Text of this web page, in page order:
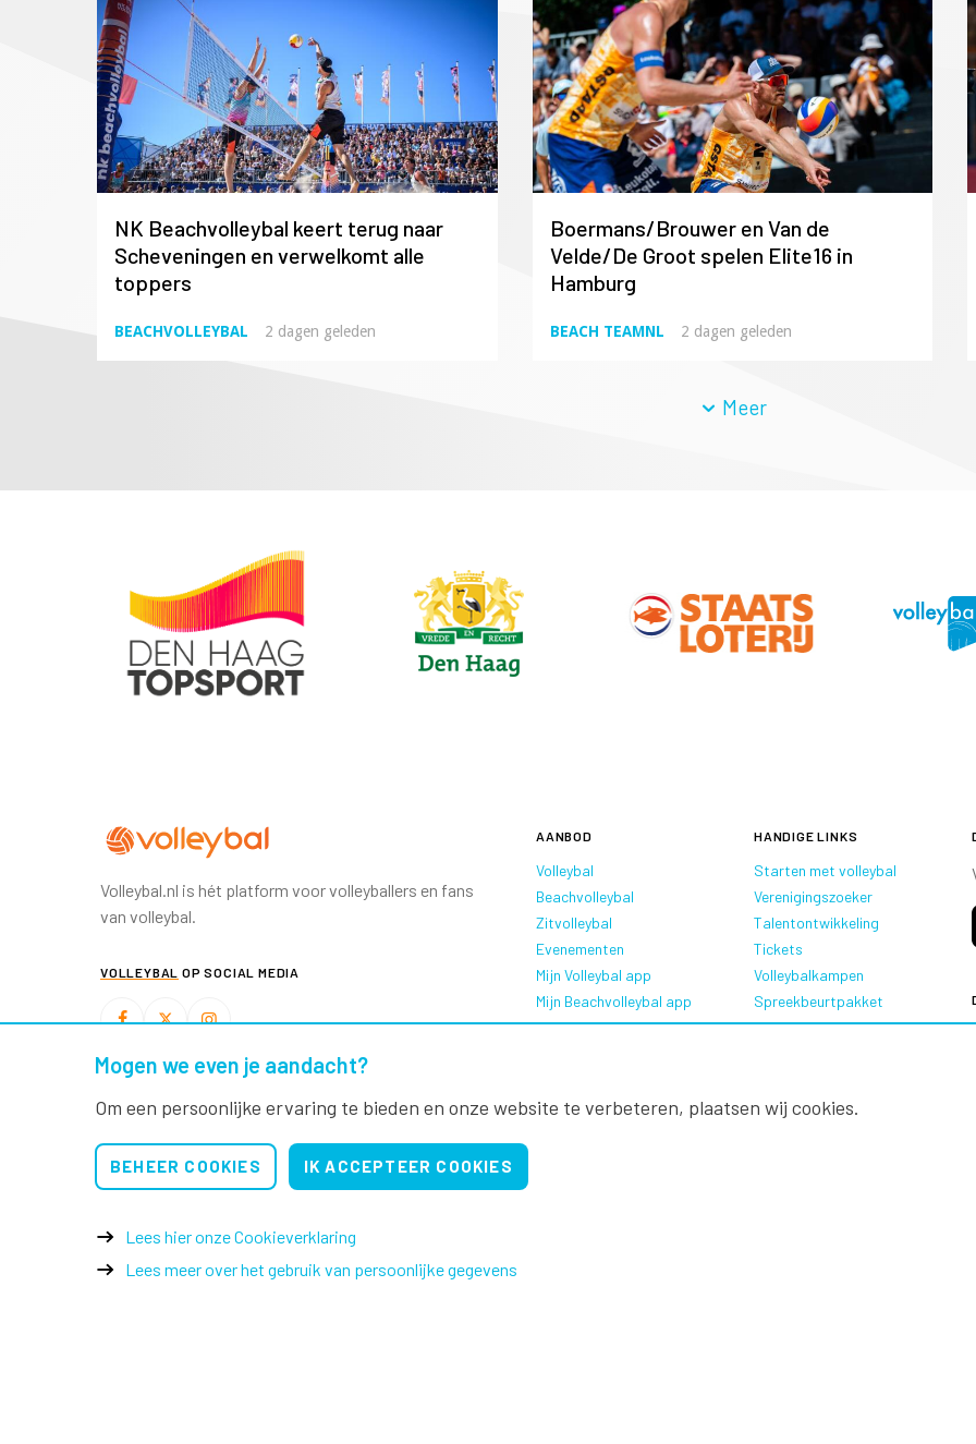
NK Beachvolleybal keert terug naar
Scheveningen en verwelkomt alle
toppers
BEACHVOLLEYBAL 2 dagen geleden
Boermans/Brouwer en Van de
Velde/De Groot spelen Elite16 in
Hamburg
BEACH TEAMNL 2 dagen geleden
Meer
Volleybal.nl is hét platform voor volleyballers en fans
van volleybal.
VOLLEYBAL OP SOCIAL MEDIA
AANBOD
Volleybal
Beachvolleybal
Zitvolleybal
Evenementen
Mijn Volleybal app
Mijn Beachvolleybal app
HANDIGE LINKS
Starten met volleybal
Verenigingszoeker
Talentontwikkeling
Tickets
Volleybalkampen
Spreekbeurtpakket
Oranje Ambassadeurs
© 2026 Nevobo
Mogen we even je aandacht?
Om een persoonlijke ervaring te bieden en onze website te verbeteren, plaatsen wij cookies.
BEHEER COOKIES IK ACCEPTEER COOKIES
Lees hier onze Cookieverklaring
Lees meer over het gebruik van persoonlijke gegevens